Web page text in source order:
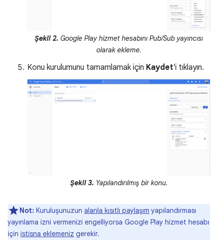
Şekil 2. Google Play hizmet hesabını Pub/Sub yayıncısı
olarak ekleme.
Konu kurulumunu tamamlamak için Kaydet'i tıklayın.
Şekil 3. Yapılandırılmış bir konu.
Not: Kuruluşunuzun alanla kısıtlı paylaşım yapılandırması
yayınlama izni vermenizi engelliyorsa Google Play hizmet hesabı
için istisna eklemeniz gerekir.